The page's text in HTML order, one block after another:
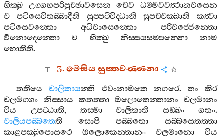
භික‍්ඛු
උග‍්ගහපරිපුච‍්ඡාවසෙන චෙව
ධම‍්මවවත්‍ථානවසෙන
ච
පටිසෙවිතබ‍්බාදීනි සුප‍්පටිවිද‍්ධානි සුපච‍්චක‍්ඛානි
කත්‍වා
පටිසෙවන‍්තො
අධිවාසෙන‍්තො
පරිවජ‍්ජෙන‍්තො
විනොදෙන‍්තො
ච භික‍්ඛු නිස‍්සයසම‍්පන‍්නො
නාම
හොතීති.
3.මෙඝියසුත‍්තවණ‍්ණනා
තතියෙ චාලිකායන‍්ති එවංනාමකෙ නගරෙ. තං
කිර
චලමග‍්ගං
නිස‍්සාය කතත‍්තා ඔලොකෙන‍්තානං
චලමානං
විය
උපට‍්ඨාති, තස‍්මා චාලිකාති සඞ‍්ඛං ගතං.
චාලියපබ‍්බතෙති සොපි පබ‍්බතො
සබ‍්බසෙතත‍්තා
කාළපක‍්ඛුපොසථෙ
ඔලොකෙන‍්තානං චලමානො
විය